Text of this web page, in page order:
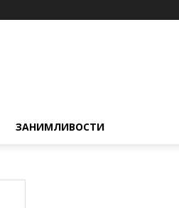
ЗАНИМЛИВОСТИ